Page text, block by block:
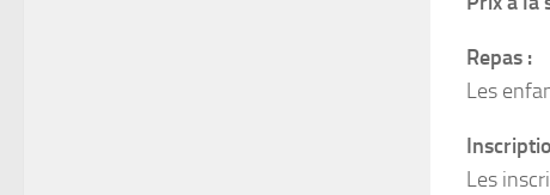
Repas :
Les
Les